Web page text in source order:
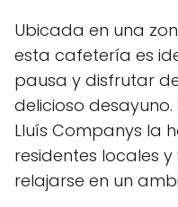
Ubicada en una
esta cafetería es
pausa y disfrutar
delicioso
Lluís Companys la
residentes locales
relajarse en un